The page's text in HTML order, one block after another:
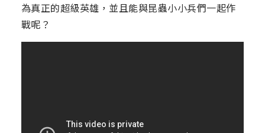
為真正的超級英雄，並且能與昆蟲小小兵們一起作
戰呢？